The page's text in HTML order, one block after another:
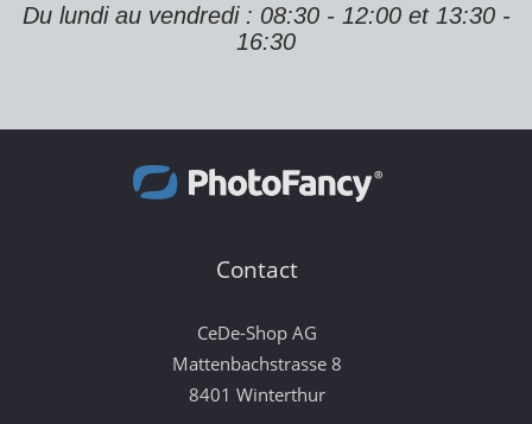
Du lundi au vendredi : 08:30 - 12:00 et 13:30 -
16:30
Contact
CeDe-Shop AG
Mattenbachstrasse 8
8401 Winterthur